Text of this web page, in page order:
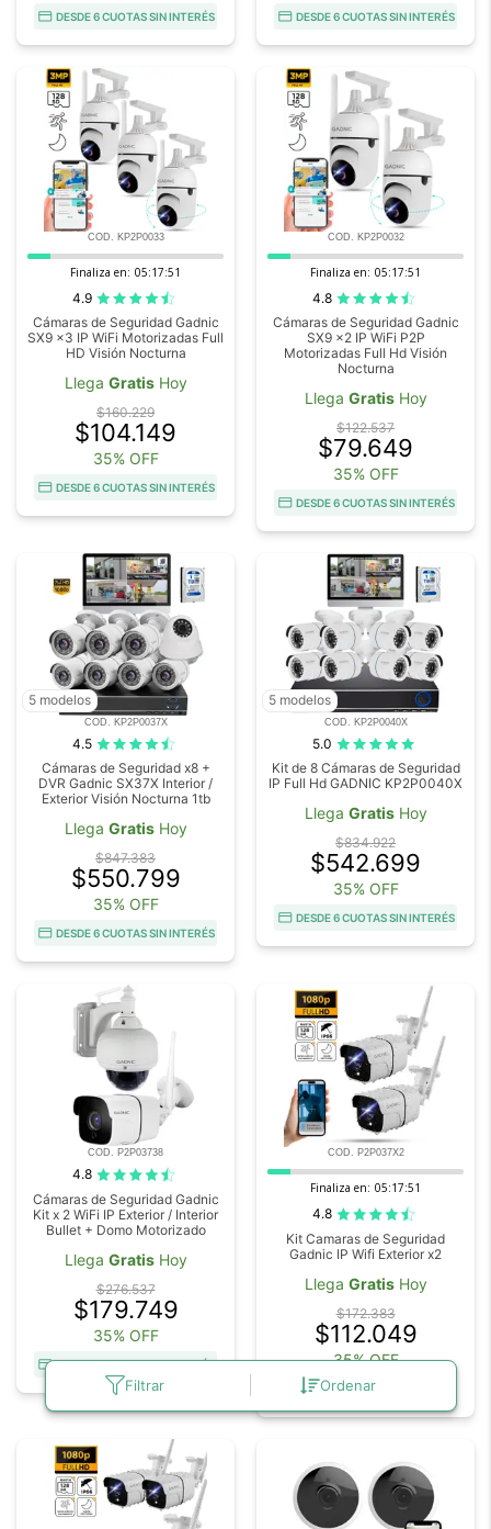
Filtrar Ordenar
DESDE 6 CUOTAS SIN INTERÉS DESDE 6 CUOTAS SIN INTERÉS
COD. KP2P0033
Finaliza en: 05:17:50
4.9
Cámaras de Seguridad Gadnic
SX9 x3 IP WiFi Motorizadas Full
HD Visión Nocturna
Llega GratisHoy
$160.229
$104.149
35% OFF
DESDE 6 CUOTAS SIN INTERÉS
COD. KP2P0032
Finaliza en: 05:17:50
4.8
Cámaras de Seguridad Gadnic
SX9 x2 IP WiFi P2P
Motorizadas Full Hd Visión
Nocturna
Llega GratisHoy
$122.537
$79.649
35% OFF
DESDE 6 CUOTAS SIN INTERÉS
5 modelos
COD. KP2P0037X
4.5
Cámaras de Seguridad x8 +
DVR Gadnic SX37X Interior /
Exterior Visión Nocturna 1tb
Llega GratisHoy
$847.383
$550.799
35% OFF
DESDE 6 CUOTAS SIN INTERÉS
5 modelos
COD. KP2P0040X
5.0
Kit de 8 Cámaras de Seguridad
IP Full Hd GADNIC KP2P0040X
Llega GratisHoy
$834.922
$542.699
35% OFF
DESDE 6 CUOTAS SIN INTERÉS
COD. P2P03738
4.8
Cámaras de Seguridad Gadnic
Kit x 2 WiFi IP Exterior / Interior
Bullet + Domo Motorizado
Llega GratisHoy
$276.537
$179.749
35% OFF
DESDE 6 CUOTAS SIN INTERÉS
COD. P2P037X2
Finaliza en: 05:17:50
4.8
Kit Camaras de Seguridad
Gadnic IP Wifi Exterior x2
Llega GratisHoy
$172.383
$112.049
35% OFF
DESDE 6 CUOTAS SIN INTERÉS